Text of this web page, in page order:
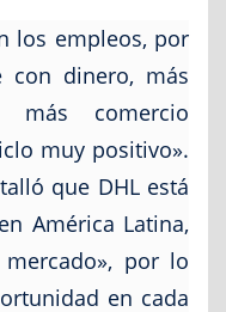
los empleos, por
con dinero, más
comercio
muy positivo».
que DHL está
América Latina,
por lo
en cada